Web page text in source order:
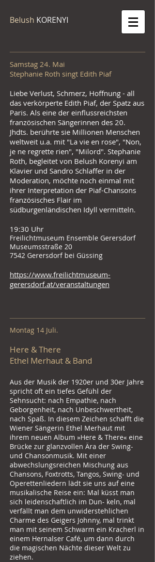
Belush KORENYI
Samstag 24. Mai
Stephanie Roth singt Edith Piaf
​Liebe Verlust, Schmerz, Hoffnung - all
das verkörperte Edith Piaf, der Spatz aus
Paris. Als eine der einflussreichsten
französischen Sängerinnen des 20.
Jhdts. berührte sie Millionen Menschen
weltweit u.a. mit "La vie en rose", "Non,
je ne regrette rien", "Milord". Stephanie
Roth, begleitet von Belush Korenyi am
Klavier und Sandro Schlaffer in der
Moderation, möchte noch einmal mit
ihrer Interpretation der Piaf-Chansons
französisches Flair im
südburgenländischen Idyll vermitteln.
19:30 Uhr
Freilichtmuseum Ensemble Gerersdorf
Museumsstraße 20
7542 Gerersdorf bei Güssing
https://www.freilichtmuseum-
gerersdorf.at/veranstaltungen
Montag 14 Juli.
Here & There
Ethel Merhaut & Band
Aus der Musik der 1920er und 30er Jahre
spricht oft ein tiefes Gefühl der
Sehnsucht: nach Empathie, nach
Geborgenheit, nach Unbeschwertheit,
nach Spaß. In diesem Zeichen schafft die
Wiener Sängerin Ethel Merhaut mit
ihrem neuen Album »Here & There« eine
Brücke zur glanzvollen Ära der Swing-
und Chansonmusik. Mit einer
abwechslungsreichen Mischung aus
Chansons, Foxtrotts, Tangos, Swing- und
Operettenliedern lädt sie uns auf eine
musikalische Reise ein: Mal küsst man
sich leidenschaftlich im Dun- keln, mal
verfällt man dem unwiderstehlichen
Charme des Geigers Johnny, mal trinkt
man mit seinem Schwarm ein Kracherl in
einem Hernalser Café, um dann durch
die magischen Nächte dieser Welt zu
ziehen.